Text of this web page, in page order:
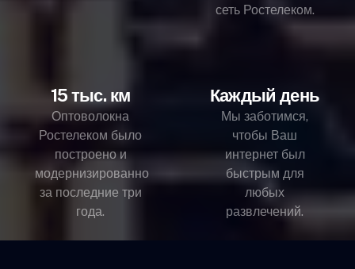
сеть Ростелеком.
15 тыс. км
Оптоволокна
Ростелеком было
построено и
модернизированно
за последние три
года.
Каждый день
Мы заботимся,
чтобы Ваш
интернет был
быстрым для
любых
развлечений.